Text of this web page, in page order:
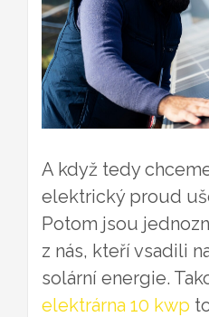
A když tedy
elektrický proud
Potom jsou
z nás, kteří vsadili
solární energie.
elektrárna 10 kwp